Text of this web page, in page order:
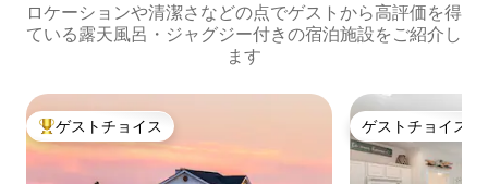
ロケーションや清潔さなどの点でゲストから高評価を得
ている露天風呂・ジャグジー付きの宿泊施設をご紹介し
ます
大好評のゲストチョイスです。
ゲストチョイス ゲストチョイス
ゲストチョイス